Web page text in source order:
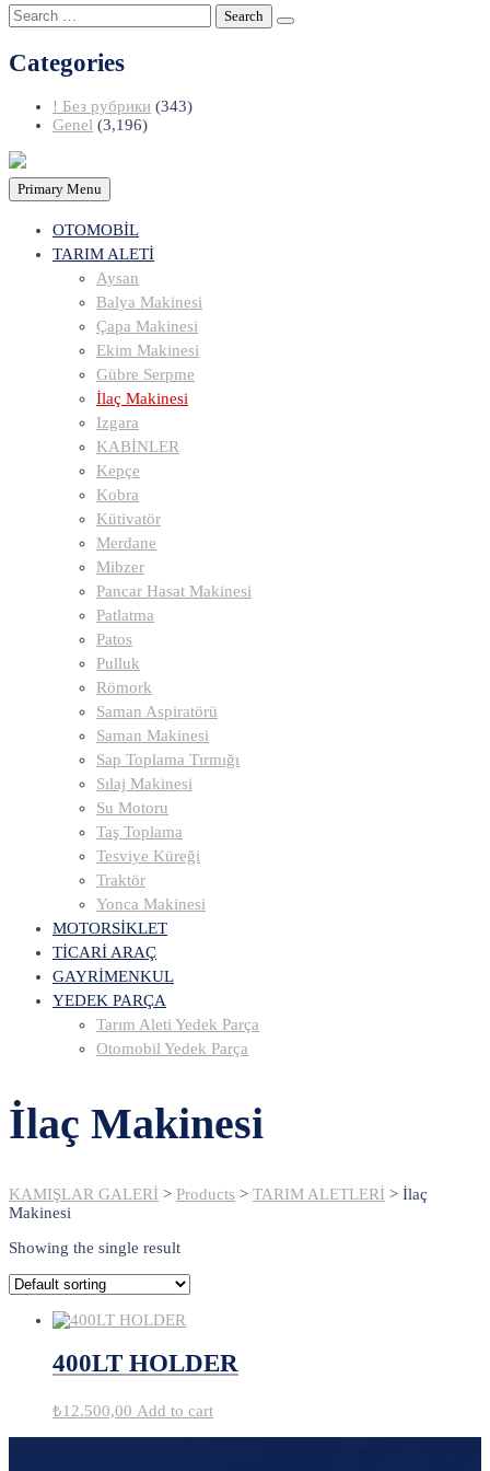
Search
for:
Categories
! Без рубрики (343)
Genel (3,196)
Primary Menu
OTOMOBİL
TARIM ALETİ
Aysan
Balya Makinesi
Çapa Makinesi
Ekim Makinesi
Gübre Serpme
İlaç Makinesi
Izgara
KABİNLER
Kepçe
Kobra
Kütivatör
Merdane
Mibzer
Pancar Hasat Makinesi
Patlatma
Patos
Pulluk
Römork
Saman Aspiratörü
Saman Makinesi
Sap Toplama Tırmığı
Sılaj Makinesi
Su Motoru
Taş Toplama
Tesviye Küreği
Traktör
Yonca Makinesi
MOTORSİKLET
TİCARİ ARAÇ
GAYRİMENKUL
YEDEK PARÇA
Tarım Aleti Yedek Parça
Otomobil Yedek Parça
İlaç Makinesi
KAMIŞLAR GALERİ > Products > TARIM ALETLERİ > İlaç
Makinesi
Showing the single result
400LT HOLDER
₺12.500,00 Add to cart